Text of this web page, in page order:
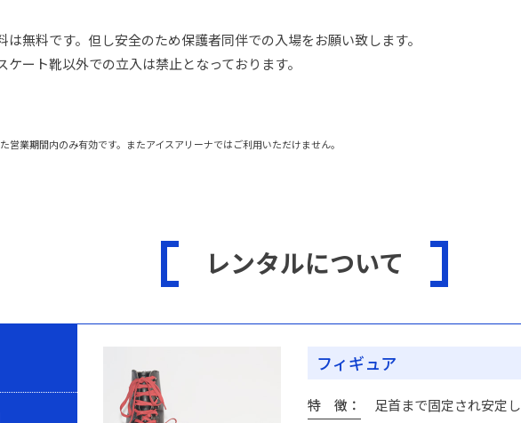
は無料です。但し安全のため保護者同伴での入場をお願い致します。
ート靴以外での立入は禁止となっております。
営業期間内のみ有効です。またアイスアリーナではご利用いただけません。
レンタルについて
フィギュア
特 徴
足首まで固定され安定